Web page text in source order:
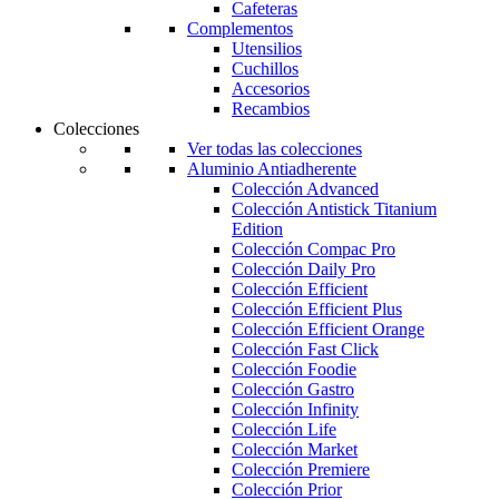
Cafeteras
Complementos
Utensilios
Cuchillos
Accesorios
Recambios
Colecciones
Ver todas las colecciones
Aluminio Antiadherente
Colección Advanced
Colección Antistick Titanium
Edition
Colección Compac Pro
Colección Daily Pro
Colección Efficient
Colección Efficient Plus
Colección Efficient Orange
Colección Fast Click
Colección Foodie
Colección Gastro
Colección Infinity
Colección Life
Colección Market
Colección Premiere
Colección Prior